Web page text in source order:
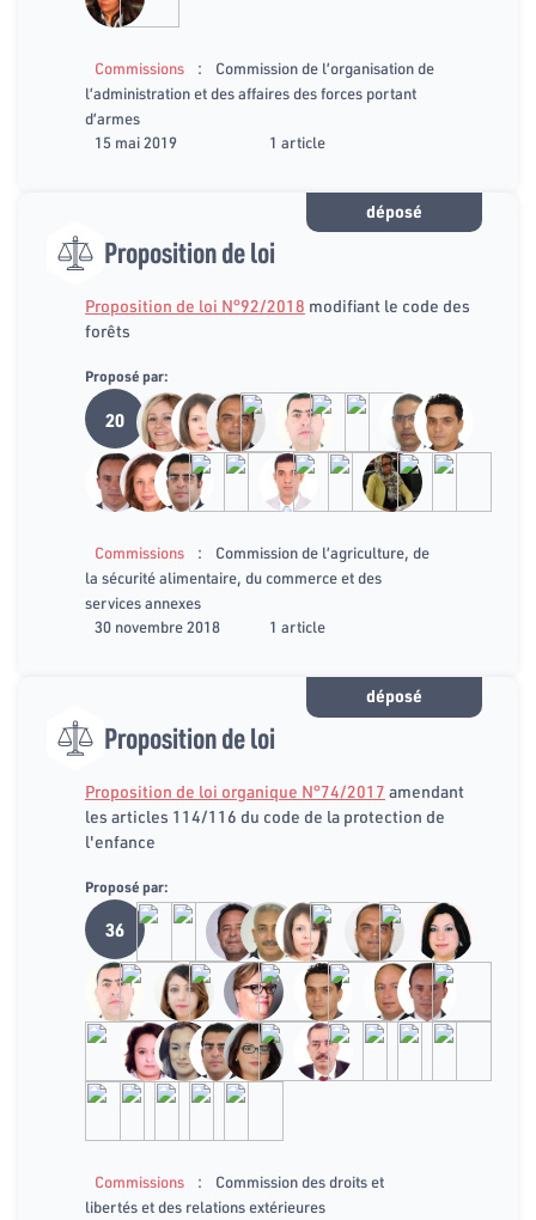
Commissions :
Commission de l’organisation de
l’administration et des affaires des forces portant
d’armes
15 mai 2019
1 article
déposé
Proposition de loi
Proposition de loi N°92/2018 modifiant le code des
forêts
Proposé par:
20
Commissions :
Commission de l’agriculture, de
la sécurité alimentaire, du commerce et des
services annexes
30 novembre 2018
1 article
déposé
Proposition de loi
Proposition de loi organique N°74/2017 amendant
les articles 114/116 du code de la protection de
l'enfance
Proposé par:
36
Commissions :
Commission des droits et
libertés et des relations extérieures